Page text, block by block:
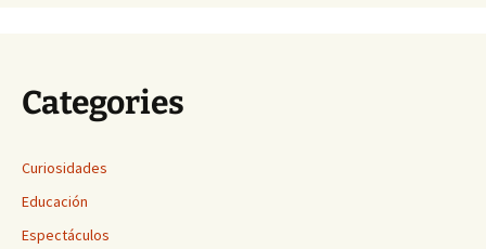
Categories
Curiosidades
Educación
Espectáculos